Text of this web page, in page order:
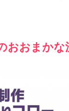
おおまかな